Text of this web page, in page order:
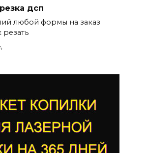
дсп
любой формы на заказ
резать